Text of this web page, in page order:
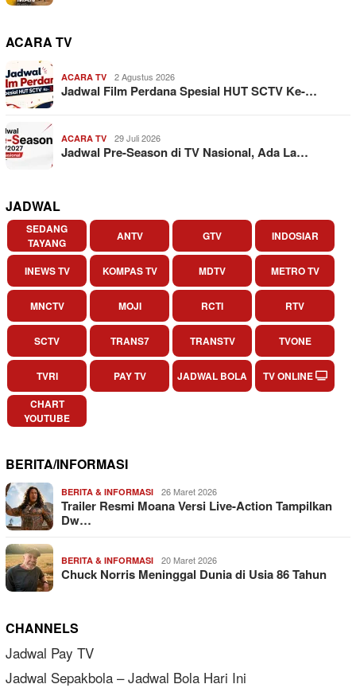
ACARA TV
ACARA TV 2 Agustus 2026
Jadwal Film Perdana Spesial HUT SCTV Ke-…
ACARA TV 29 Juli 2026
Jadwal Pre-Season di TV Nasional, Ada La…
JADWAL
SEDANG
TAYANG
ANTV GTV INDOSIAR
INEWS TV KOMPAS TV MDTV METRO TV
MNCTV MOJI RCTI RTV
SCTV TRANS7 TRANSTV TVONE
TVRI PAY TV JADWAL BOLA
TV ONLINE
CHART
YOUTUBE
BERITA/INFORMASI
BERITA & INFORMASI 26 Maret 2026
Trailer Resmi Moana Versi Live-Action Tampilkan
Dw…
BERITA & INFORMASI 20 Maret 2026
Chuck Norris Meninggal Dunia di Usia 86 Tahun
CHANNELS
Jadwal Pay TV
Jadwal Sepakbola – Jadwal Bola Hari Ini